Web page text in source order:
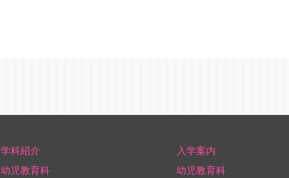
学科紹介
幼児教育科
入学案内
幼児教育科